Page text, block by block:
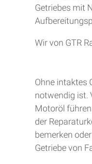
Getriebes mit
Wir von GTR
Ohne intaktes
notwendig ist.
Motoröl
der
bemerken
Getriebe von